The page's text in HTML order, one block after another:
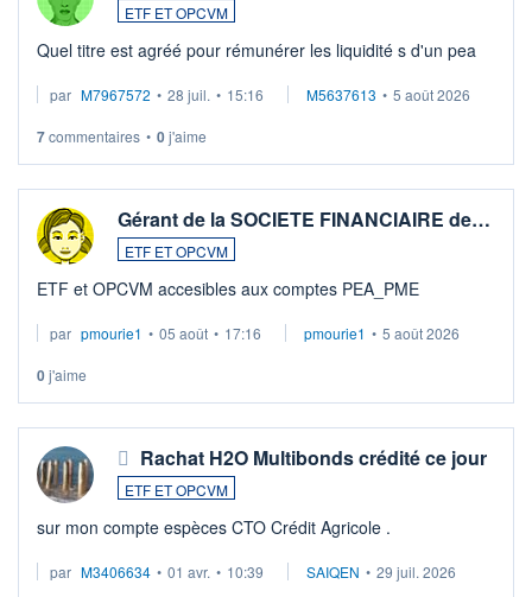
ETF ET OPCVM
Quel titre est agréé pour rémunérer les liquidité s d'un pea
par M7967572 • 28 juil. • 15:16 M5637613 • 5 août 2026
7commentaires • 0j'aime
Gérant de la SOCIETE FINANCIAIRE de…
ETF ET OPCVM
ETF et OPCVM accesibles aux comptes PEA_PME
par pmourie1 • 05 août • 17:16 pmourie1 • 5 août 2026
0j'aime
Rachat H2O Multibonds crédité ce jour
ETF ET OPCVM
sur mon compte espèces CTO Crédit Agricole .
par M3406634 • 01 avr. • 10:39 SAIQEN • 29 juil. 2026